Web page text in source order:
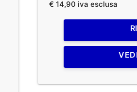
€ 14,90 iva esclusa